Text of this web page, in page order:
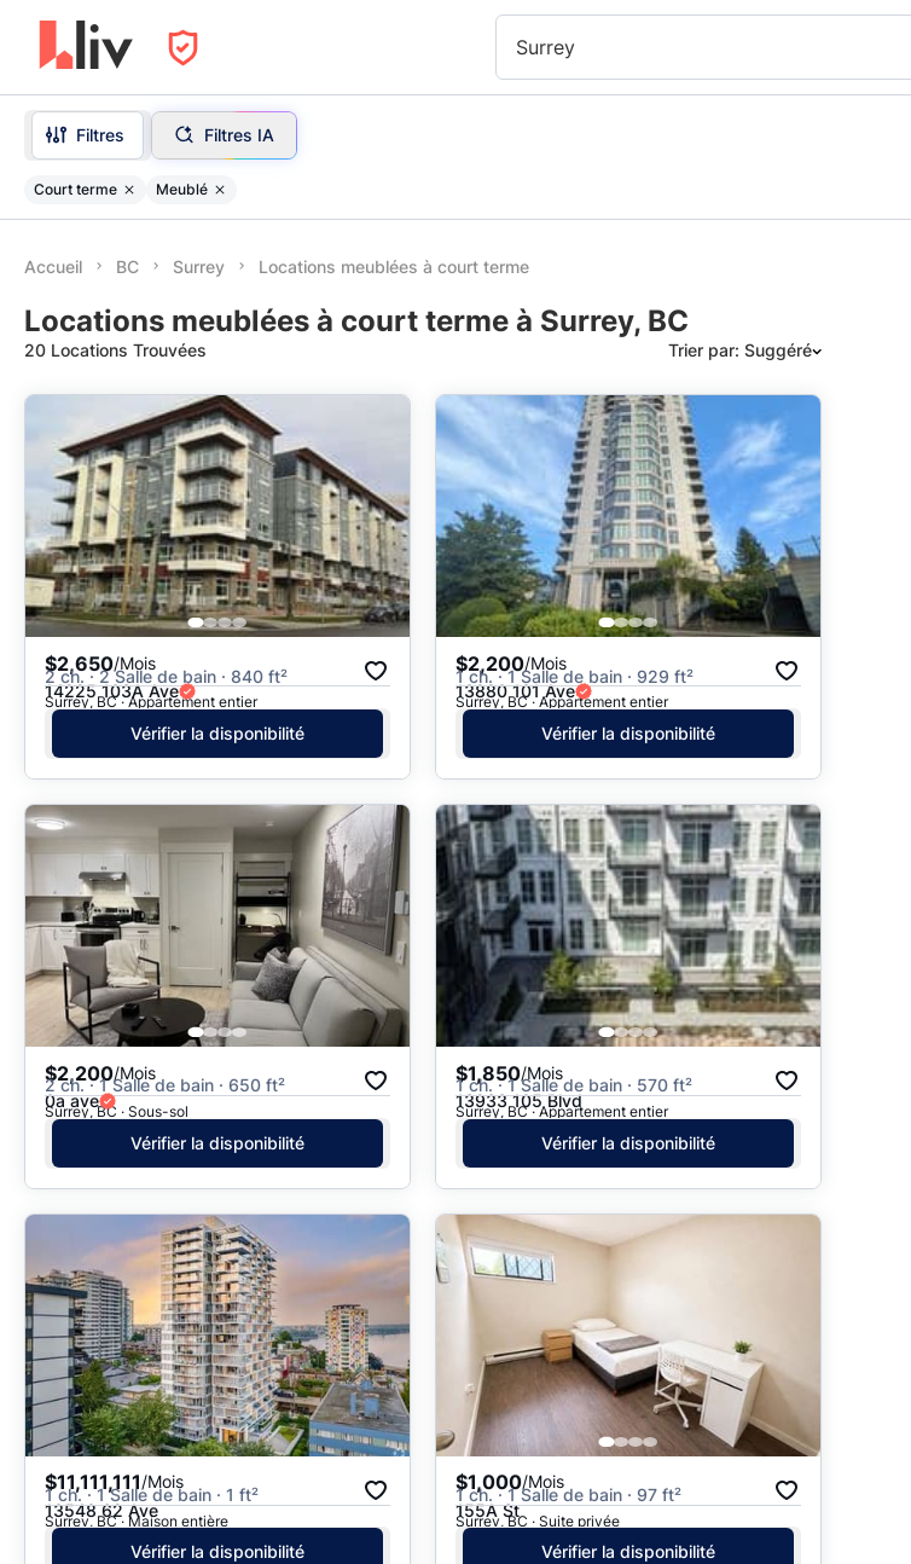
Surrey
Filtres Filtres IA
Court terme Meublé
Accueil BC Surrey Locations meublées à court terme
Locations meublées à court terme à Surrey, BC
20 Locations Trouvées Trier par: Suggéré
Suggéré
Date: les plus récents d’abord
Date: les plus anciens d’abord
Prix - $$$ à $
Prix - $ à $$$
$2,650/Mois
2 ch. · 2 Salle de bain · 840 ft²
14225 103A Ave
Surrey, BC · Appartement entier
Vérifier la disponibilité
$2,200/Mois
1 ch. · 1 Salle de bain · 929 ft²
13880 101 Ave
Surrey, BC · Appartement entier
Vérifier la disponibilité
$2,200/Mois
2 ch. · 1 Salle de bain · 650 ft²
0a ave
Surrey, BC · Sous-sol
Vérifier la disponibilité
$1,850/Mois
1 ch. · 1 Salle de bain · 570 ft²
13933 105 Blvd
Surrey, BC · Appartement entier
Vérifier la disponibilité
$11,111,111/Mois
1 ch. · 1 Salle de bain · 1 ft²
13548 62 Ave
Surrey, BC · Maison entière
Vérifier la disponibilité
$1,000/Mois
1 ch. · 1 Salle de bain · 97 ft²
155A St
Surrey, BC · Suite privée
Vérifier la disponibilité